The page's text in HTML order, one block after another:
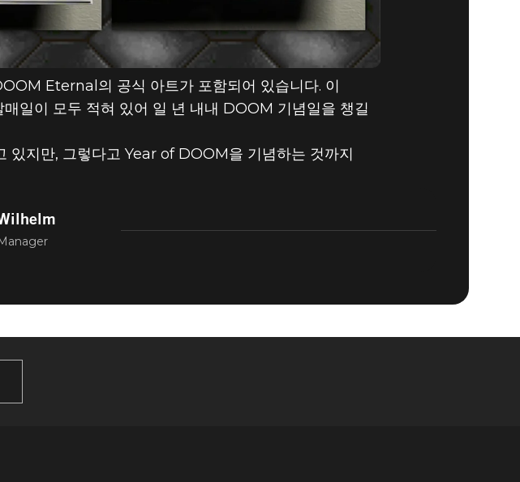
Eternal의 공식 아트가 포함되어 있습니다. 이
일이 모두 적혀 있어 일 년 내내 DOOM 기념일을 챙길
있지만, 그렇다고 Year of DOOM을 기념하는 것까지